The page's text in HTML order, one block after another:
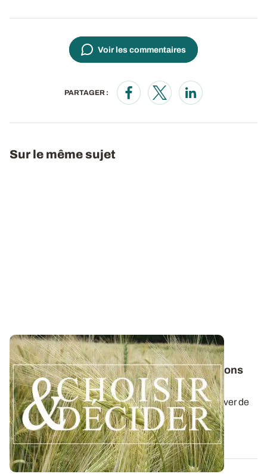
Voir les commentaires
PARTAGER :
Opens in a new window
Opens in a new window
Opens in a new
Sur le même sujet
NORMANDIE
Orge d'hiver : téléchargez nos préconisations
pour les semis 2026
Retrouvez nos préconisations 2026/2027 pour cultiver de
l'orge d'hiver en Normandie dans...
06 AOÛT 2026